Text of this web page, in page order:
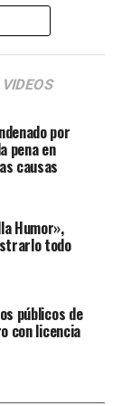
lo
emitido
generado
a favor
VIDEOS
por
pena en
causas
Humor»,
todo
públicos de
con licencia